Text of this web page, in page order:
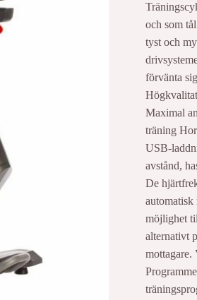
och som
tyst och
förvänta
Maximal
träning
USB-
avstånd,
De
möjlighet
alternativt
mottagare.